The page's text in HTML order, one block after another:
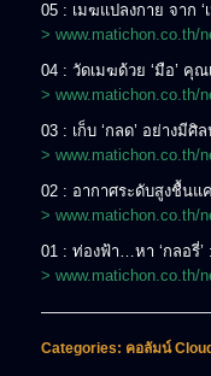
05 : เมฆแปลงกาย จาก ‘
> www.matichon.co.th/
04 : วัดเมฆด้วย ‘มือ’ คุณ
> www.matichon.co.th/
03 : เก็บ ‘กลด’ อย่างมีศิ
> www.matichon.co.th/
02 : อากาศระดับสูงชื้นแ
> www.matichon.co.th/
01 : ท่องฟ้า…หา ‘กลอรี่’ :
> www.matichon.co.th/
Categories: คอลัมน์